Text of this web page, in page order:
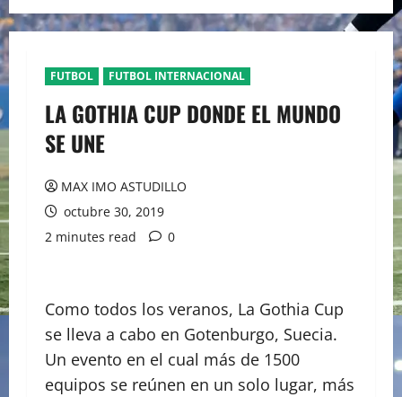
FUTBOL FUTBOL INTERNACIONAL
LA GOTHIA CUP DONDE EL MUNDO
SE UNE
MAX IMO ASTUDILLO
octubre 30, 2019
2 minutes read
0
Como todos los veranos, La Gothia Cup
se lleva a cabo en Gotenburgo, Suecia.
Un evento en el cual más de 1500
equipos se reúnen en un solo lugar, más